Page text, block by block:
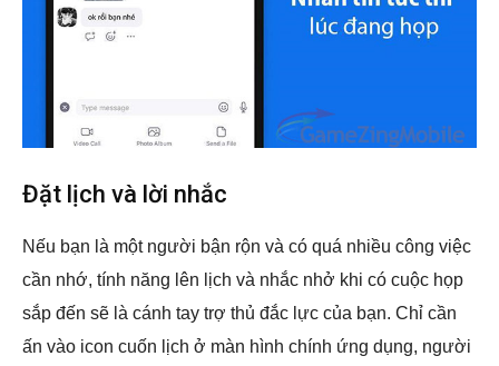
Đặt lịch và lời nhắc
Nếu bạn là một người bận rộn và có quá nhiều công việc
cần nhớ, tính năng lên lịch và nhắc nhở khi có cuộc họp
sắp đến sẽ là cánh tay trợ thủ đắc lực của bạn. Chỉ cần
ấn vào icon cuốn lịch ở màn hình chính ứng dụng, người